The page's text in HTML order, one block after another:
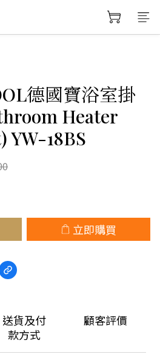
德國寶浴室掛
Heater
YW-18BS
立即購買
送貨及付
款方式
顧客評價